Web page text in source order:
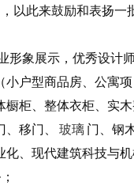
以此来鼓励和表扬
形象展示，优秀设计
小户型商品房、公寓
橱柜、整体衣柜、实
移门、 玻璃 门、钢
化、现代建筑科技与